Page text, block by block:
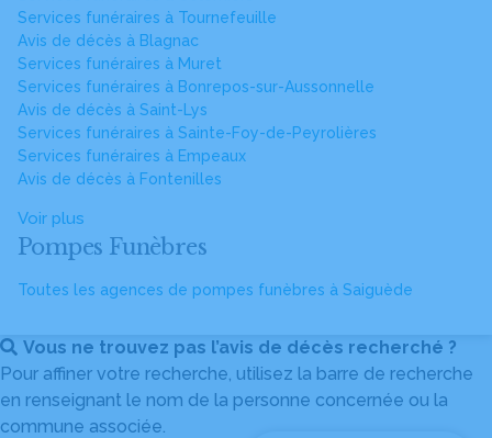
Services funéraires à Tournefeuille
Avis de décès à Blagnac
Services funéraires à Muret
Services funéraires à Bonrepos-sur-Aussonnelle
Avis de décès à Saint-Lys
Services funéraires à Sainte-Foy-de-Peyrolières
Services funéraires à Empeaux
Avis de décès à Fontenilles
Voir plus
Pompes Funèbres
Toutes les agences de pompes funèbres à Saiguède
Vous ne trouvez pas l’avis de décès recherché ?
Pour affiner votre recherche, utilisez la barre de recherche
en renseignant le nom de la personne concernée ou la
commune associée.